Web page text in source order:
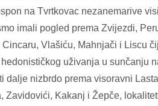
na Tvrtkovac nezanemarive
imali pogled prema Zvijezdi,
Vlašiću, Mahnjači i Liscu
uživanja u sunčanju
dalje nizbrdo prema visoravni
Zavidovići, Kakanj i Žepče,